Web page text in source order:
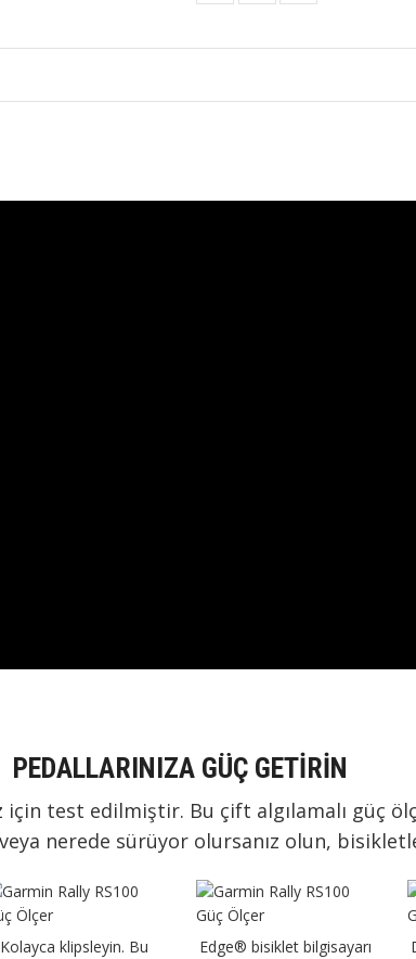
PEDALLARINIZA GÜÇ GETİRİN
için test edilmiştir. Bu çift algılamalı güç
nerede sürüyor olursanız olun,
Kolayca klipsleyin. Bu
Edge® bisiklet bilgisayarı